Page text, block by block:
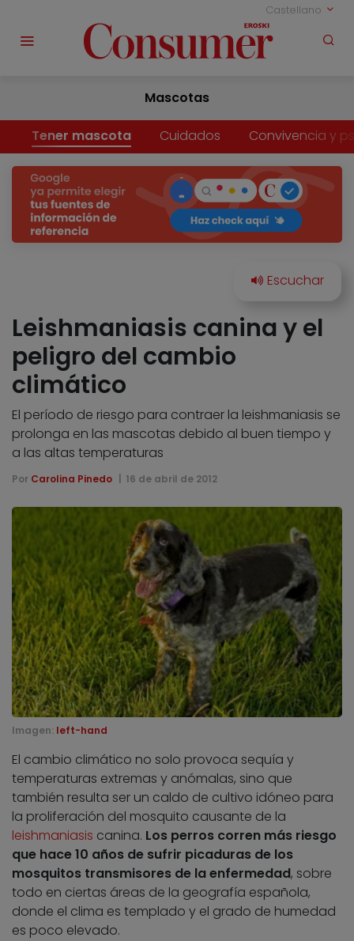
Castellano
Mascotas
Tener mascota Cuidados Convivencia y
Leishmaniasis canina y el
peligro del cambio
climático
El período de riesgo para contraer la leishmaniasis se
prolonga en las mascotas debido al buen tiempo y
a las altas temperaturas
Por Carolina Pinedo 16 de abril de 2012
Imagen: left-hand
El cambio climático no solo provoca sequía y
temperaturas extremas y anómalas, sino que
también resulta ser un caldo de cultivo idóneo para
la proliferación del mosquito causante de la
leishmaniasis canina. Los perros corren más riesgo
que hace 10 años de sufrir picaduras de los
mosquitos transmisores de la enfermedad, sobre
todo en ciertas áreas de la geografía española,
donde el clima es templado y el grado de humedad
es poco elevado.